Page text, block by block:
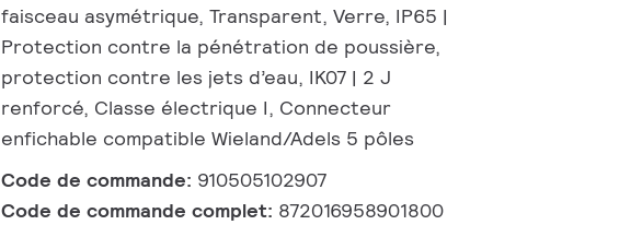
faisceau asymétrique, Transparent, Verre, IP65 |
Protection contre la pénétration de poussière,
protection contre les jets d’eau, IK07 | 2 J
renforcé, Classe électrique I, Connecteur
enfichable compatible Wieland/Adels 5 pôles
Code de commande: 910505102907
Code de commande complet: 872016958901800